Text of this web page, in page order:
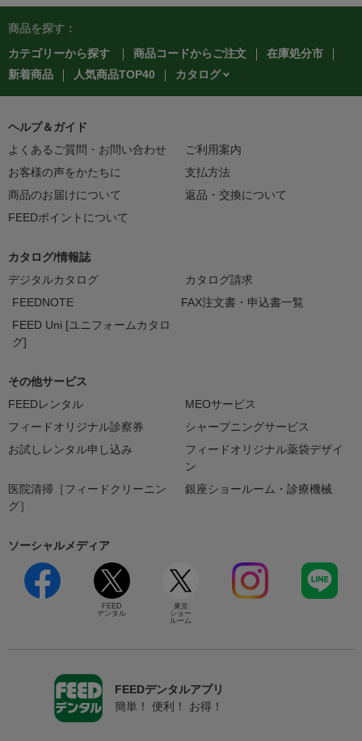
商品を探す：
カテゴリーから探す
商品コードからご注文
在庫処分市
新着商品
人気商品TOP40 カタログ
ヘルプ＆ガイド
よくあるご質問・お問い合わせ
ご利用案内
お客様の声をかたちに
支払方法
商品のお届けについて
返品・交換について
FEEDポイントについて
カタログ/情報誌
デジタルカタログ
カタログ請求
FEEDNOTE
FAX注文書・申込書一覧
FEED Uni [ユニフォームカタロ
グ]
その他サービス
FEEDレンタル
MEOサービス
フィードオリジナル診察券
シャープニングサービス
お試しレンタル申し込み
フィードオリジナル薬袋デザイ
ン
医院清掃［フィードクリーニン
グ］
銀座ショールーム・診療機械
ソーシャルメディア
FEED
デンタル
東京
ショー
ルーム
FEEDデンタルアプリ
簡単！ 便利！ お得！